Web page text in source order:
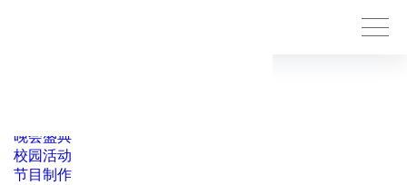
晚会盛典
校园活动
节目制作